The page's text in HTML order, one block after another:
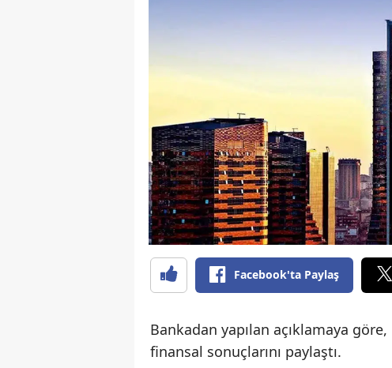
Facebook'ta Paylaş
Bankadan yapılan açıklamaya
finansal sonuçlarını paylaştı.